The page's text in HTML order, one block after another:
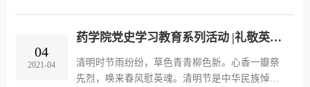
加，经校外专...
体学生干部参会。 会上，路义旭书记就本学期学
生工作的各个方面做了指示和要求。他强调，要
重视建设具有药学院特色的系列品牌活动，以优
04
2021-04
药学院党史学习教育系列活动 |礼敬英魂，慎终追远
清明时节雨纷纷，草色青青柳色新。心香一瓣祭
先烈，唤来春风慰英魂。清明节是中华民族悼念